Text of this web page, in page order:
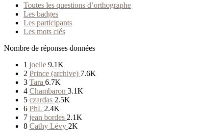
Toutes les questions d’orthographe
Les badges
Les participants
Les mots clés
Nombre de réponses données
1 joelle 9.1K
2 Prince (archive) 7.6K
3 Tara 6.7K
4 Chambaron 3.1K
5 czardas 2.5K
6 PhL 2.4K
7 jean bordes 2.1K
8 Cathy Lévy 2K